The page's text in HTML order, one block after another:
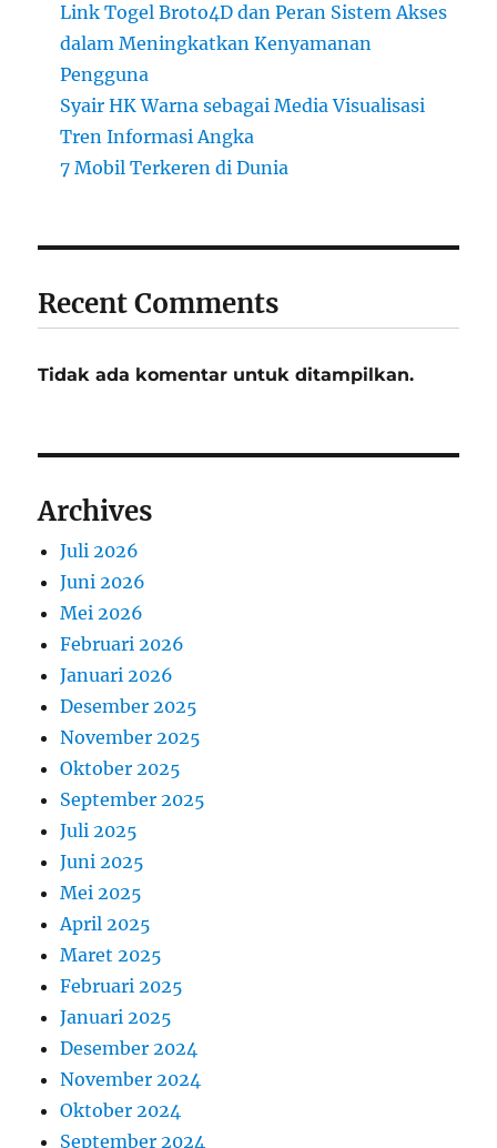
Link Togel Broto4D dan Peran Sistem Akses
dalam Meningkatkan Kenyamanan
Pengguna
Syair HK Warna sebagai Media Visualisasi
Tren Informasi Angka
7 Mobil Terkeren di Dunia
Recent Comments
Tidak ada komentar untuk ditampilkan.
Archives
Juli 2026
Juni 2026
Mei 2026
Februari 2026
Januari 2026
Desember 2025
November 2025
Oktober 2025
September 2025
Juli 2025
Juni 2025
Mei 2025
April 2025
Maret 2025
Februari 2025
Januari 2025
Desember 2024
November 2024
Oktober 2024
September 2024